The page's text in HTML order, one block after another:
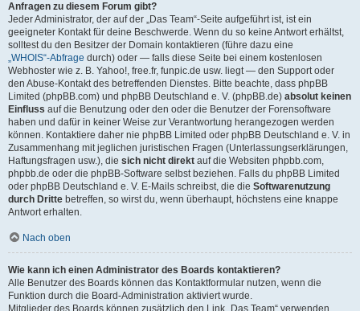
Anfragen zu diesem Forum gibt?
Jeder Administrator, der auf der „Das Team“-Seite aufgeführt ist, ist ein
geeigneter Kontakt für deine Beschwerde. Wenn du so keine Antwort erhältst,
solltest du den Besitzer der Domain kontaktieren (führe dazu eine
„WHOIS“-Abfrage durch) oder — falls diese Seite bei einem kostenlosen
Webhoster wie z. B. Yahoo!, free.fr, funpic.de usw. liegt — den Support oder
den Abuse-Kontakt des betreffenden Dienstes. Bitte beachte, dass phpBB
Limited (phpBB.com) und phpBB Deutschland e. V. (phpBB.de) absolut keinen
Einfluss auf die Benutzung oder den oder die Benutzer der Forensoftware
haben und dafür in keiner Weise zur Verantwortung herangezogen werden
können. Kontaktiere daher nie phpBB Limited oder phpBB Deutschland e. V. in
Zusammenhang mit jeglichen juristischen Fragen (Unterlassungserklärungen,
Haftungsfragen usw.), die sich nicht direkt auf die Websiten phpbb.com,
phpbb.de oder die phpBB-Software selbst beziehen. Falls du phpBB Limited
oder phpBB Deutschland e. V. E-Mails schreibst, die die Softwarenutzung
durch Dritte betreffen, so wirst du, wenn überhaupt, höchstens eine knappe
Antwort erhalten.
Nach oben
Wie kann ich einen Administrator des Boards kontaktieren?
Alle Benutzer des Boards können das Kontaktformular nutzen, wenn die
Funktion durch die Board-Administration aktiviert wurde.
Mitglieder des Boards können zusätzlich den Link „Das Team“ verwenden.